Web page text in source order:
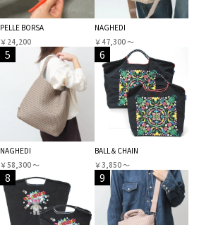
PELLE BORSA
￥24,200
NAGHEDI
￥47,300 〜
5
NAGHEDI
￥58,300 〜
6
BALL＆CHAIN
￥3,850 〜
8 9